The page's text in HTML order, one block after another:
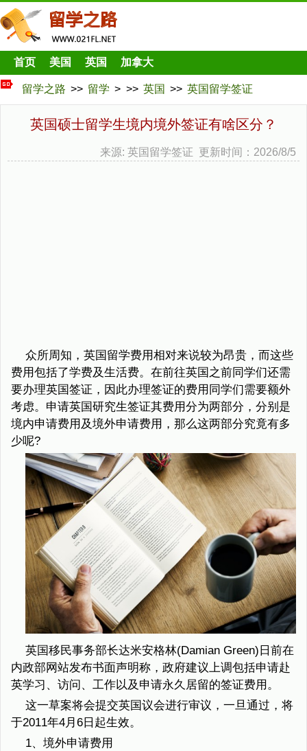
首页 美国 英国 加拿大
留学之路 >> 留学 > >> 英国 >> 英国留学签证
英国硕士留学生境内境外签证有啥区分？
来源: 英国留学签证 更新时间：2026/8/5
众所周知，英国留学费用相对来说较为昂贵，而这些
费用包括了学费及生活费。在前往英国之前同学们还需
要办理英国签证，因此办理签证的费用同学们需要额外
考虑。申请英国研究生签证其费用分为两部分，分别是
境内申请费用及境外申请费用，那么这两部分究竟有多
少呢?
英国移民事务部长达米安格林(Damian Green)日前在
内政部网站发布书面声明称，政府建议上调包括申请赴
英学习、访问、工作以及申请永久居留的签证费用。
这一草案将会提交英国议会进行审议，一旦通过，将
于2011年4月6日起生效。
1、境外申请费用